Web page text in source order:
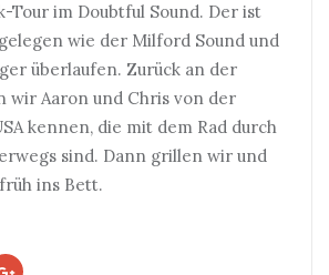
Tour im Doubtful Sound. Der ist
wie der Milford Sound und
überlaufen. Zurück an der
wir Aaron und Chris von der
kennen, die mit dem Rad durch
sind. Dann grillen wir und
ins Bett.
Zum